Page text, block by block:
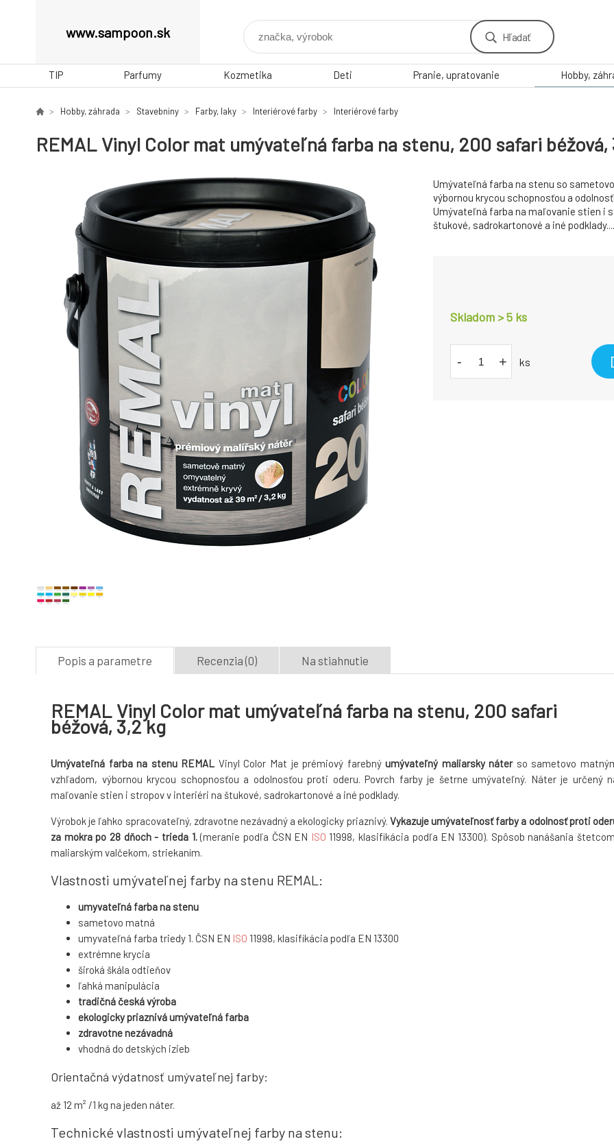
www.sampoon.sk Hľadať
TIP Parfumy Kozmetika Deti Pranie, upratovanie Hobby,
Hobby, záhrada Stavebniny Farby, laky Interiérové ​​farby Interiérové ​​farby
REMAL Vinyl Color mat umývateľná farba na stenu, 200 safari béžová,
Umývateľná farba na stenu so
výbornou krycou schopnosťou a
Umývateľná farba na maľovanie stien i
štukové, sadrokartonové a iné podklady....
Skladom > 5 ks
- + ks
Popis a parametre Recenzia (0) Na stiahnutie
REMAL Vinyl Color mat umývateľná farba na stenu, 200 safari
béžová, 3,2 kg
Umývateľná farba na stenu REMAL Vinyl Color Mat je prémiový farebnýumývateľný maliarsky náter so sametovo
vzhľadom, výbornou krycou schopnosťou a odolnosťou proti oderu. Povrch farby je šetrne umývateľný. Náter je určený
maľovanie stien i stropov v interiéri na štukové, sadrokartonové a iné podklady.
Výrobok je ľahko spracovateľný, zdravotne nezávadný a ekologicky priaznivý. Vykazuje umývateľnosť farby a odolnosť proti
za mokra po 28 dňoch - trieda 1.(meranie podľa ČSN EN ISO 11998, klasifikácia podľa EN 13300). Spôsob nanášania
maliarským valčekom, striekaním.
Vlastnosti umývateľnej farby na stenu REMAL:
umyvateľná farba na stenu
sametovo matná
umyvateľná farba triedy 1. ČSN EN ISO 11998, klasifikácia podľa EN 13300
extrémne krycia
široká škála odtieňov
ľahká manipulácia
tradičná česká výroba
ekologicky priaznivá umývateľná farba
zdravotne nezávadná
vhodná do detských izieb
Orientačná výdatnosť umývateľnej farby:
až 12 m² /1 kg na jeden náter.
Technické vlastnosti umývateľnej farby na stenu: